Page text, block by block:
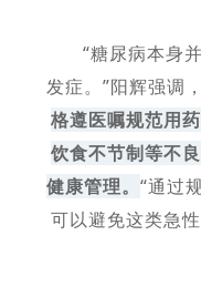
“糖尿病本身
发症。”阳辉强调
格遵医嘱规范用
饮食不节制等不
健康管理。 “通过
可以避免这类急